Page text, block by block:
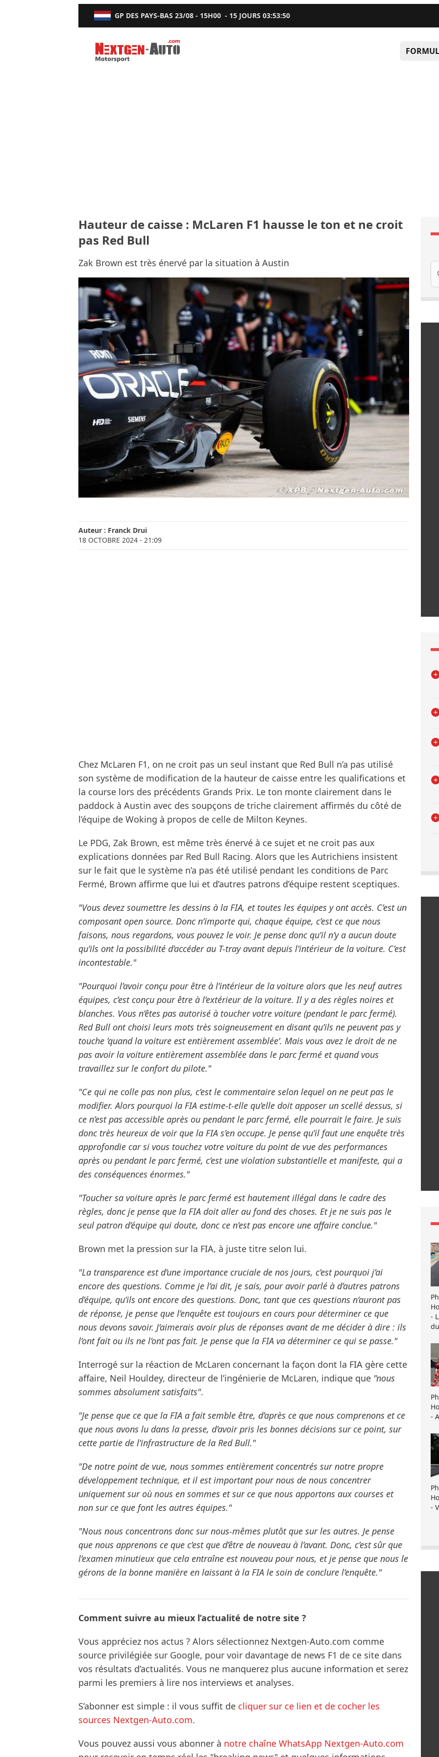
GP DES PAYS-BAS 23/08 - 15H00 - 15 JOURS03:53:49
Nextgen-Auto.com
Hauteur de caisse : McLaren F1 hausse le ton et ne croit
pas Red Bull
Zak Brown est très énervé par la situation à Austin
Auteur : Franck Drui
18 OCTOBRE 2024 - 21:09
Chez McLaren F1, on ne croit pas un seul instant que Red Bull n’a pas utilisé
son système de modification de la hauteur de caisse entre les qualifications et
la course lors des précédents Grands Prix. Le ton monte clairement dans le
paddock à Austin avec des soupçons de triche clairement affirmés du côté de
l’équipe de Woking à propos de celle de Milton Keynes.
Le PDG, Zak Brown, est même très énervé à ce sujet et ne croit pas aux
explications données par Red Bull Racing. Alors que les Autrichiens insistent
sur le fait que le système n’a pas été utilisé pendant les conditions de Parc
Fermé, Brown affirme que lui et d’autres patrons d’équipe restent sceptiques.
"Vous devez soumettre les dessins à la FIA, et toutes les équipes y ont accès. C’est un
composant open source. Donc n’importe qui, chaque équipe, c’est ce que nous
faisons, nous regardons, vous pouvez le voir. Je pense donc qu’il n’y a aucun doute
qu’ils ont la possibilité d’accéder au T-tray avant depuis l’intérieur de la voiture. C’est
incontestable."
"Pourquoi l’avoir conçu pour être à l’intérieur de la voiture alors que les neuf autres
équipes, c’est conçu pour être à l’extérieur de la voiture. Il y a des règles noires et
blanches. Vous n’êtes pas autorisé à toucher votre voiture (pendant le parc fermé).
Red Bull ont choisi leurs mots très soigneusement en disant qu’ils ne peuvent pas y
touche ’quand la voiture est entièrement assemblée’. Mais vous avez le droit de ne
pas avoir la voiture entièrement assemblée dans le parc fermé et quand vous
travaillez sur le confort du pilote."
"Ce qui ne colle pas non plus, c’est le commentaire selon lequel on ne peut pas le
modifier. Alors pourquoi la FIA estime-t-elle qu’elle doit apposer un scellé dessus, si
ce n’est pas accessible après ou pendant le parc fermé, elle pourrait le faire. Je suis
donc très heureux de voir que la FIA s’en occupe. Je pense qu’il faut une enquête très
approfondie car si vous touchez votre voiture du point de vue des performances
après ou pendant le parc fermé, c’est une violation substantielle et manifeste, qui a
des conséquences énormes."
"Toucher sa voiture après le parc fermé est hautement illégal dans le cadre des
règles, donc je pense que la FIA doit aller au fond des choses. Et je ne suis pas le
seul patron d’équipe qui doute, donc ce n’est pas encore une affaire conclue."
Brown met la pression sur la FIA, à juste titre selon lui.
"La transparence est d’une importance cruciale de nos jours, c’est pourquoi j’ai
encore des questions. Comme je l’ai dit, je sais, pour avoir parlé à d’autres patrons
d’équipe, qu’ils ont encore des questions. Donc, tant que ces questions n’auront pas
de réponse, je pense que l’enquête est toujours en cours pour déterminer ce que
nous devons savoir. J’aimerais avoir plus de réponses avant de me décider à dire : ils
l’ont fait ou ils ne l’ont pas fait. Je pense que la FIA va déterminer ce qui se passe."
Interrogé sur la réaction de McLaren concernant la façon dont la FIA gère cette
affaire, Neil Houldey, directeur de l’ingénierie de McLaren, indique que "nous
sommes absolument satisfaits".
"Je pense que ce que la FIA a fait semble être, d’après ce que nous comprenons et ce
que nous avons lu dans la presse, d’avoir pris les bonnes décisions sur ce point, sur
cette partie de l’infrastructure de la Red Bull."
"De notre point de vue, nous sommes entièrement concentrés sur notre propre
développement technique, et il est important pour nous de nous concentrer
uniquement sur où nous en sommes et sur ce que nous apportons aux courses et
non sur ce que font les autres équipes."
"Nous nous concentrons donc sur nous-mêmes plutôt que sur les autres. Je pense
que nous apprenons ce que c’est que d’être de nouveau à l’avant. Donc, c’est sûr que
l’examen minutieux que cela entraîne est nouveau pour nous, et je pense que nous le
gérons de la bonne manière en laissant à la FIA le soin de conclure l’enquête."
Comment suivre au mieux l’actualité de notre site ?
Vous appréciez nos actus ? Alors sélectionnez Nextgen-Auto.com comme
source privilégiée sur Google, pour voir davantage de news F1 de ce site dans
vos résultats d’actualités. Vous ne manquerez plus aucune information et serez
parmi les premiers à lire nos interviews et analyses.
S’abonner est simple : il vous suffit de cliquer sur ce lien et de cocher les
sources Nextgen-Auto.com.
Vous pouvez aussi vous abonner à notre chaîne WhatsApp Nextgen-Auto.com
-
-
-